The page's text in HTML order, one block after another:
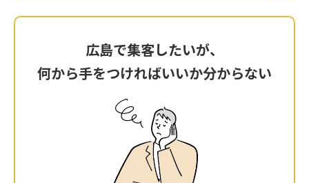
広島で集客したいが、
何から手をつければいいか分からない
広島で集客したいが、
何から手をつければいいか分からない
SEO対策、ウェブ広告、SNS…言葉は聞くけれ
ど、自社の場合、広島の顧客にアプローチする
には、どれが正解なのか。専門知識がなく、最